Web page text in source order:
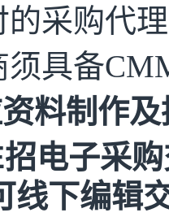
的采购代
具备
料制作
招电子采
线下编辑